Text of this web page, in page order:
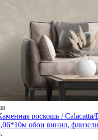
роскошь /
обои винил,